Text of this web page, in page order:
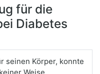
für die
Diabetes
seinen Körper, konnte